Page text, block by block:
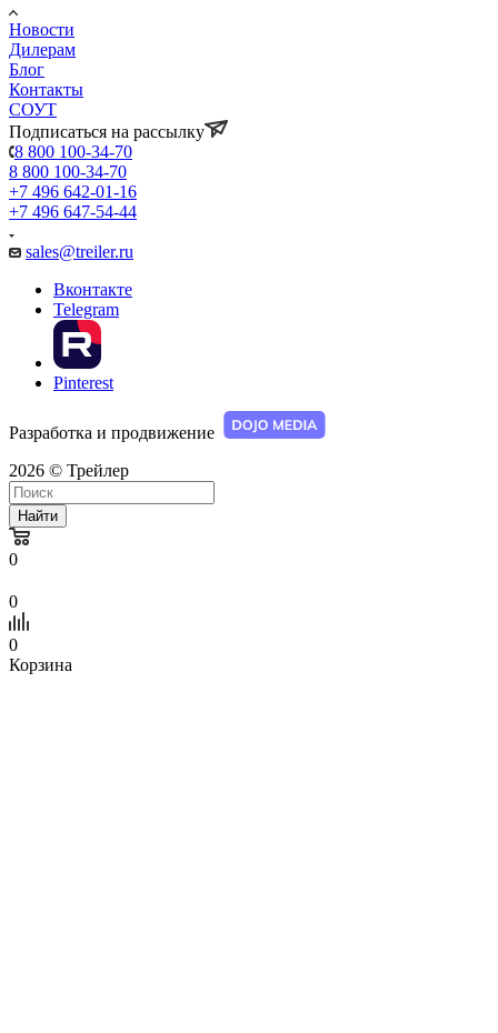
Новости
Дилерам
Блог
Контакты
СОУТ
Подписаться на рассылку
8 800 100-34-70
8 800 100-34-70
+7 496 642-01-16
+7 496 647-54-44
sales@treiler.ru
Вконтакте
Telegram
Pinterest
Разработка и продвижение
2026 © Трейлер
Найти
0
0
0
Корзина